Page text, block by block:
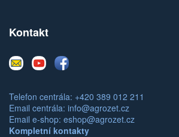
Kontakt
E-
mail
YoutubeFacebook
Telefon centrála: +420 389 012 211
Email centrála: info@agrozet.cz
Email e-shop: eshop@agrozet.cz
Kompletní kontakty